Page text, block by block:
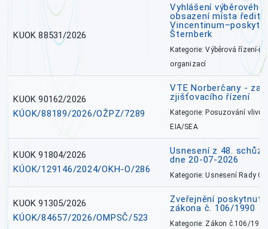
KUOK 88531/2026
Vyhlášení výběrového
obsazení místa
Šternberk
Kategorie: Výběrová řízení-
organizací
KUOK 90162/2026
KÚOK/88189/2026/OŽPZ/7289
VTE Norberčany -
zjišťovacího řízení
Kategorie: Posuzování vlivů
EIA/SEA
KUOK 91804/2026
KÚOK/129146/2024/OKH-O/286
Usnesení z 48.
dne 20-07-2026
Kategorie: Usnesení Rady
KUOK 91305/2026
KÚOK/84657/2026/OMPSČ/523
Zveřejnění poskytnutí
zákona č. 106/1990
Kategorie: Zákon č.106/1999